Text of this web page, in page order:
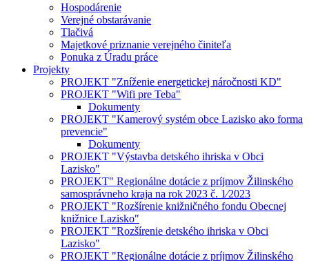
Hospodárenie
Verejné obstarávanie
Tlačivá
Majetkové priznanie verejného činiteľa
Ponuka z Úradu práce
Projekty
PROJEKT "Zníženie energetickej náročnosti KD"
PROJEKT "Wifi pre Teba"
Dokumenty
PROJEKT "Kamerový systém obce Lazisko ako forma
prevencie"
Dokumenty
PROJEKT "Výstavba detského ihriska v Obci
Lazisko"
PROJEKT" Regionálne dotácie z príjmov Žilinského
samosprávneho kraja na rok 2023 č. 1⁄2023
PROJEKT "Rozšírenie knižničného fondu Obecnej
knižnice Lazisko"
PROJEKT "Rozšírenie detského ihriska v Obci
Lazisko"
PROJEKT "Regionálne dotácie z príjmov Žilinského